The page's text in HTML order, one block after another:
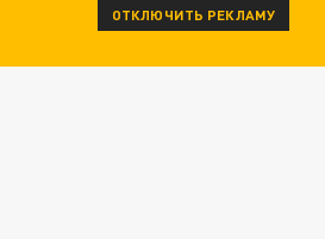
ОТКЛЮЧИТЬ РЕКЛАМУ